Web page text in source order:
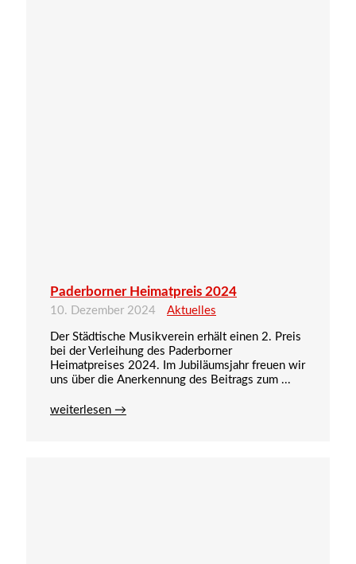
Paderborner Heimatpreis 2024
10. Dezember 2024 Aktuelles
Der Städtische Musikverein erhält einen 2. Preis
bei der Verleihung des Paderborner
Heimatpreises 2024. Im Jubiläumsjahr freuen wir
uns über die Anerkennung des Beitrags zum ...
weiterlesen →